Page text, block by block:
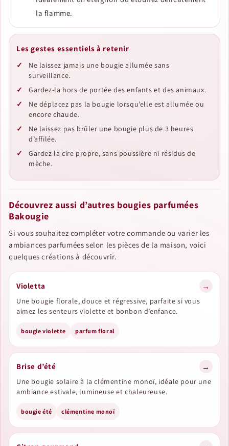
la flamme.
Les gestes essentiels à retenir
Ne laissez jamais une bougie allumée sans
surveillance.
Gardez-la hors de portée des enfants et des animaux.
Ne déplacez pas la bougie lorsqu’elle est allumée ou
encore chaude.
Ne laissez pas brûler une bougie plus de 3 heures
d’affilée.
Gardez la cire propre, sans poussière ni résidus de
mèche.
Découvrez aussi d’autres bougies parfumées
Bakougie
Si vous souhaitez compléter votre commande ou varier les
ambiances parfumées selon les pièces de la maison, voici
quelques créations à découvrir.
Violetta →
Une bougie florale, douce et régressive, parfaite si vous
aimez les senteurs violette et bonbon d’enfance.
bougie violette parfum floral
Brise d’été →
Une bougie solaire à la clémentine monoï, idéale pour une
ambiance estivale, lumineuse et chaleureuse.
bougie été clémentine monoï